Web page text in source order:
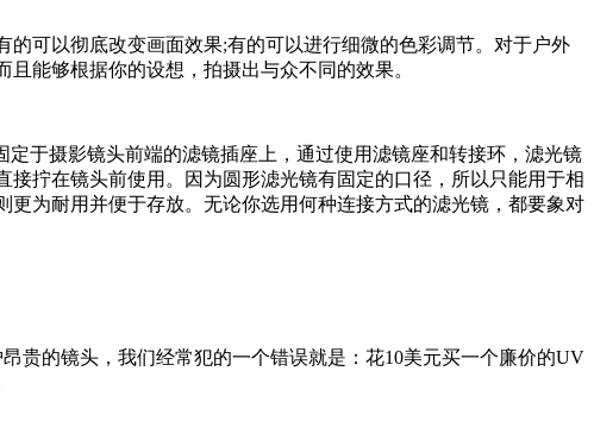
可以彻底改变画面效果;有的可以进行细微的色彩调节。对于户外
能够根据你的设想，拍摄出与众不同的效果。
于摄影镜头前端的滤镜插座上，通过使用滤镜座和转接环，滤光镜
拧在镜头前使用。因为圆形滤光镜有固定的口径，所以只能用于相
为耐用并便于存放。无论你选用何种连接方式的滤光镜，都要象对
贵的镜头，我们经常犯的一个错误就是：花10美元买一个廉价的UV